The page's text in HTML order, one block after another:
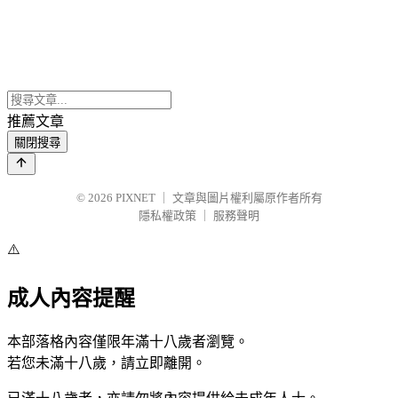
推薦文章
關閉搜尋
© 2026 PIXNET
文章與圖片權利屬原作者所有
隱私權政策
服務聲明
⚠️
成人內容提醒
本部落格內容僅限年滿十八歲者瀏覽。
若您未滿十八歲，請立即離開。